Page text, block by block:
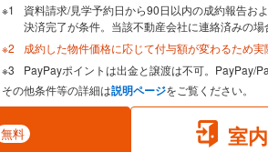
資料請求/見学予約日から90日以内の成約報告お
決済完了が条件。当該不動産会社に連絡済みの場
成約した物件価格に応じて付与額が変わるため実
PayPayポイントは出金と譲渡は不可。PayPay/
その他条件等の詳細は説明ページをご覧ください。
無料 室